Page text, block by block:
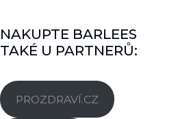
NAKUPTE BARLEES
TAKÉ U PARTNERŮ:
PROZDRAVÍ.CZ